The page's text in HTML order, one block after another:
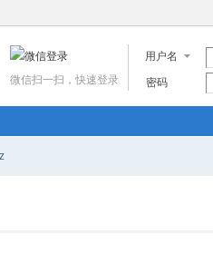
用户名
密码
微信扫一扫，快速登录